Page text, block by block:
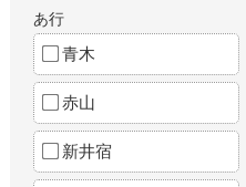
あ行
青木
赤山
新井宿